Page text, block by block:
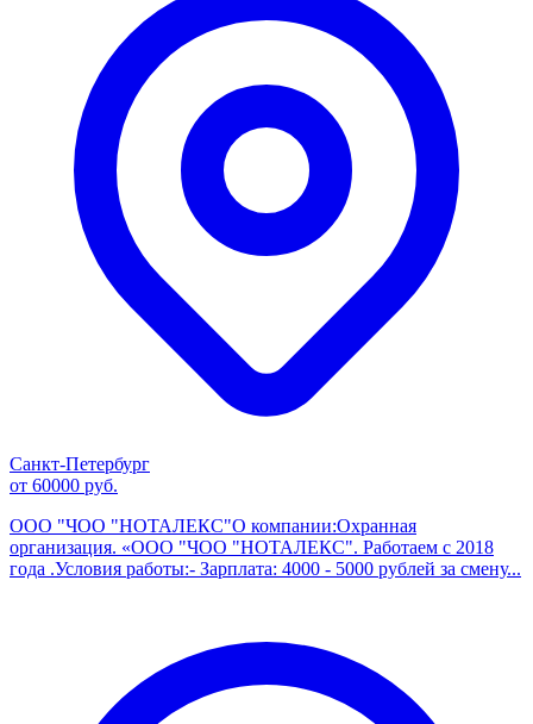
Санкт-Петербург
от 60000 руб.
ООО "ЧОО "НОТАЛЕКС"О компании:Охранная
организация. «ООО "ЧОО "НОТАЛЕКС". Работаем с 2018
года .Условия работы:- Зарплата: 4000 - 5000 рублей за смену...